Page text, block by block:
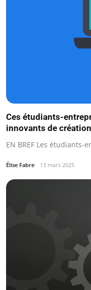
Ces étudiants-
innovants de
EN BREF Les
Élise Fabre 13 mars 2025